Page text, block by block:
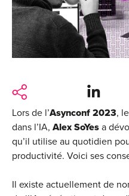
Share on
Lors de l’Asynconf 2023,
dans l’IA, Alex SoYes a
qu’il utilise au quotidien
productivité. Voici ses
Il existe actuellement de